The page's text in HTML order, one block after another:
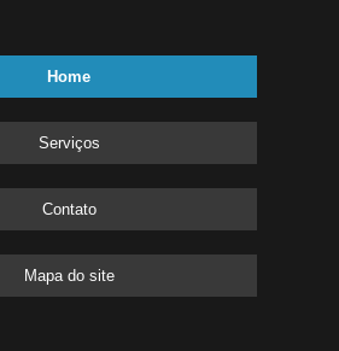
Home
Serviços
Contato
Mapa do site